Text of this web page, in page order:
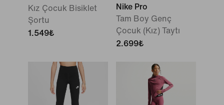
Kız Çocuk Bisiklet
Şortu
1.549₺
Nike Pro
Tam Boy Genç
Çocuk (Kız) Taytı
2.699₺